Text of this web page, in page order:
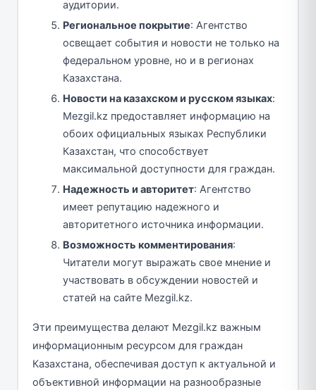
аудитории.
Региональное покрытие: Агентство
освещает события и новости не только на
федеральном уровне, но и в регионах
Казахстана.
Новости на казахском и русском языках:
Mezgil.kz предоставляет информацию на
обоих официальных языках Республики
Казахстан, что способствует
максимальной доступности для граждан.
Надежность и авторитет: Агентство
имеет репутацию надежного и
авторитетного источника информации.
Возможность комментирования:
Читатели могут выражать свое мнение и
участвовать в обсуждении новостей и
статей на сайте Mezgil.kz.
Эти преимущества делают Mezgil.kz важным
информационным ресурсом для граждан
Казахстана, обеспечивая доступ к актуальной и
объективной информации на разнообразные